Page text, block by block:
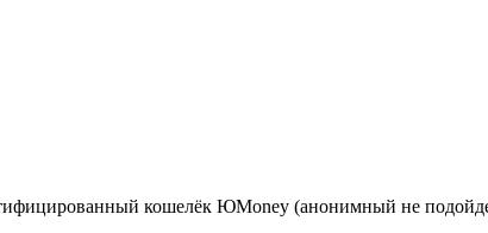
кошелёк ЮMoney (анонимный не